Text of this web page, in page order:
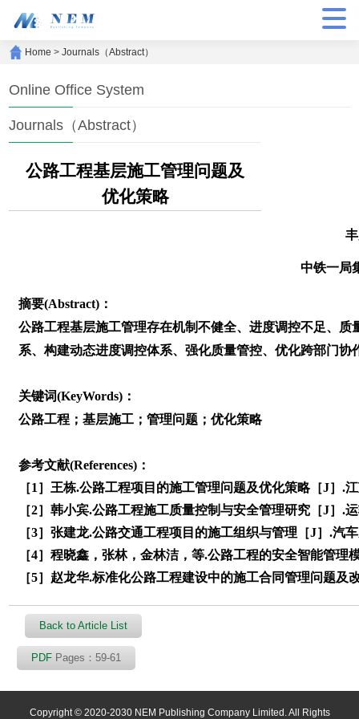
Home >Journals（Abstract）
Online Office System
Journals（Abstract）
公路工程基层施工管理问题及
优化策略
中铁一局
摘要(Abstract)：
公路工程基层施工管理存在机制不健全、进度调控不足、
系、构建动态进度调控体系、强化质量管控、优化跨部门
关键词(KeyWords)：
公路工程；基层施工；管理问题；优化策略
参考文献(References)：
［1］王栋.公路工程项目的施工管理问题及优化策略［J］.
［2］韩小宾.公路工程施工质量控制与安全管理研究［J］.
［3］张建龙.公路交通工程项目的施工组织与管理［J］.汽
［4］程晓鑫，张林，金林洁，等.公路工程的安全智能管理
［5］赵龙华.标准化公路工程建设中的施工合同管理问题及
Back to Article List
PDF Pages：59-61
Copyright © 2020-2030 NEM Publishing Company Limited. All Rights